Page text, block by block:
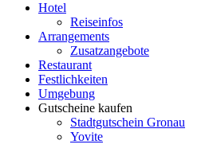
Hotel
Reiseinfos
Arrangements
Zusatzangebote
Restaurant
Festlichkeiten
Umgebung
Gutscheine kaufen
Stadtgutschein Gronau
Yovite